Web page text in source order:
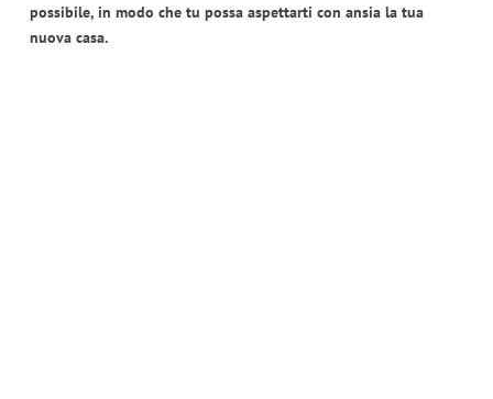
possibile, in modo che tu possa aspettarti con ansia la tua
nuova casa.